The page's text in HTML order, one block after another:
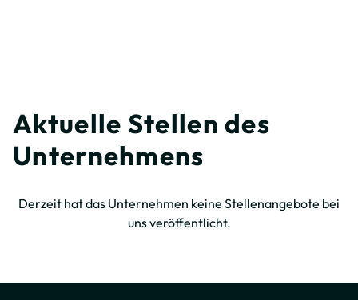
Aktuelle Stellen des
Unternehmens
Derzeit hat das Unternehmen keine Stellenangebote bei
uns veröffentlicht.